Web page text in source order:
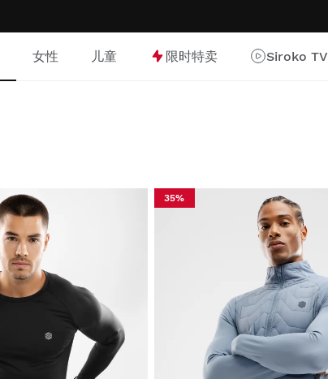
女性 儿童 限时特卖
Siroko TV
35%